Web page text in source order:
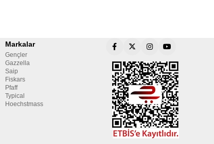
Markalar
Gençler
Gazzella
Saip
Fiskars
Pfaff
Typical
Hoechstmass